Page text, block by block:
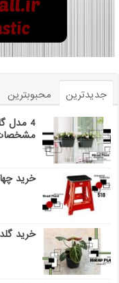
جدیدترین محبوبترین
4 مدل
خرید
خرید